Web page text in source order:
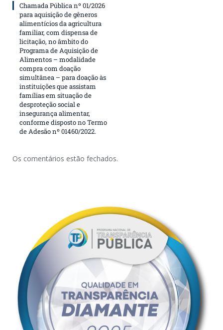
Chamada Pública nº 01/2026
para aquisição de gêneros
alimentícios da agricultura
familiar, com dispensa de
licitação, no âmbito do
Programa de Aquisição de
Alimentos – modalidade
compra com doação
simultânea – para doação às
instituições que assistam
famílias em situação de
desproteção social e
insegurança alimentar,
conforme disposto no Termo
de Adesão nº 01460/2022.
Os comentários estão fechados.